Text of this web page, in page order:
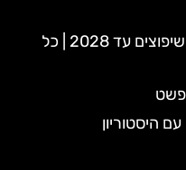
ספא גלרט בבודפשט – נסגר לשיפוצים עד 2028 | כל
היסטוריון